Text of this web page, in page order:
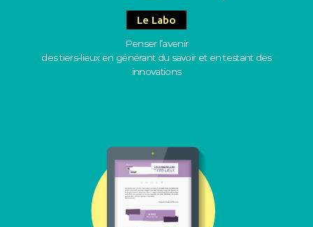
Le Labo
Penser l’avenir
des tiers-lieux en générant du savoir et en testant des
innovations